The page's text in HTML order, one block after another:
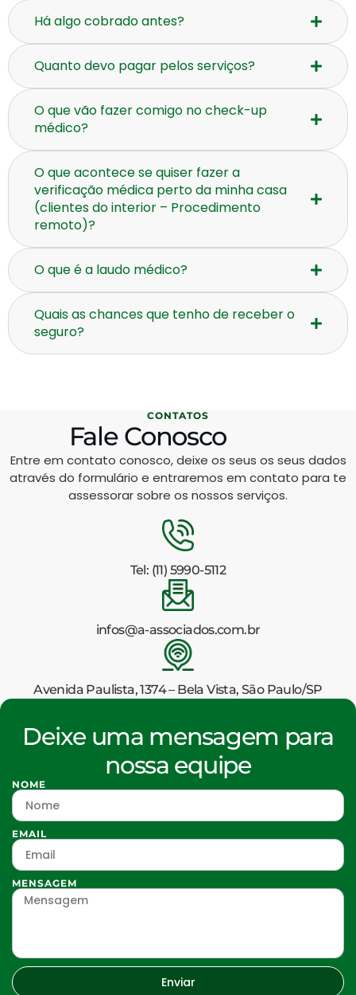
Há algo cobrado antes?
Quanto devo pagar pelos serviços?
O que vão fazer comigo no check-up
médico?
O que acontece se quiser fazer a
verificação médica perto da minha casa
(clientes do interior – Procedimento
remoto)?
O que é a laudo médico?
Quais as chances que tenho de receber o
seguro?
CONTATOS
Fale Conosco
Entre em contato conosco, deixe os seus os seus dados
através do formulário e entraremos em contato para te
assessorar sobre os nossos serviços.
Tel: (11) 5990-5112
infos@a-associados.com.br
Avenida Paulista, 1374 – Bela Vista, São Paulo/SP
Deixe uma mensagem para
nossa equipe
NOME
EMAIL
MENSAGEM
Enviar